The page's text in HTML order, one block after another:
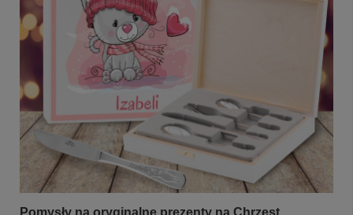
Pomysły na oryginalne prezenty na Chrzest